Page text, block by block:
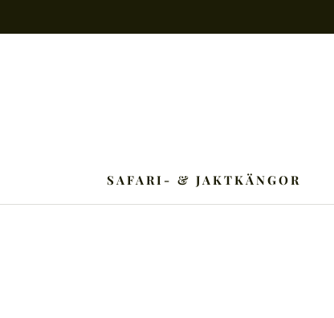
SAFARI- & JAKTKÄNGOR